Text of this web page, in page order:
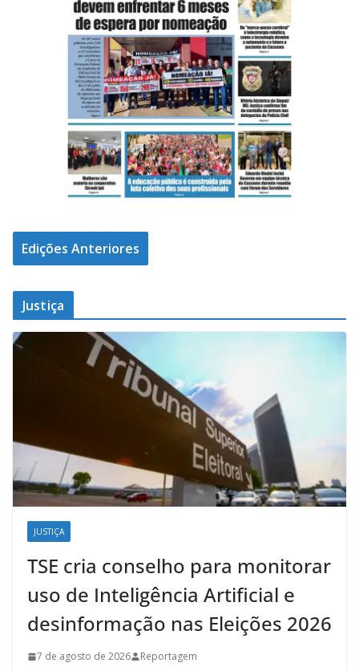
Edições Anteriores
Justiça
JUSTIÇA
TSE cria conselho para monitorar
uso de Inteligência Artificial e
desinformação nas Eleições 2026
7 de agosto de 2026 Reportagem